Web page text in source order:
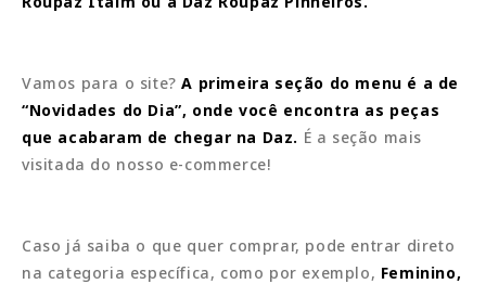
Vamos para o site?A primeira seção do menu é a de
“Novidades do Dia”, onde você encontra as peças
que acabaram de chegar na Daz. É a seção mais
visitada do nosso e-commerce!
Caso já saiba o que quer comprar, pode entrar direto
na categoria específica, como por exemplo, Feminino,